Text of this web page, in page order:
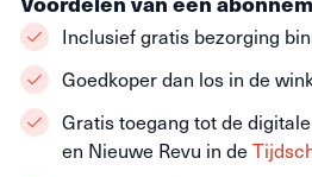
Inclusief gratis bezorging
Goedkoper dan los in de
Gratis toegang tot de
en Nieuwe Revu in de